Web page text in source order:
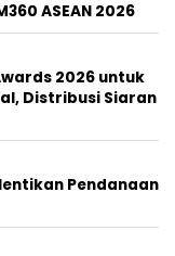
ASEAN 2026
2026 untuk
Distribusi Siaran
Pendanaan